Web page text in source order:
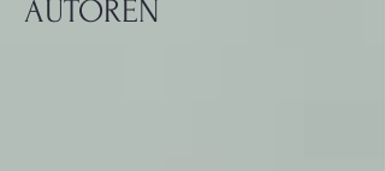
Generationen hinweg mit Würde und
Tage ab Erhalt des Pakets.
AUTOREN